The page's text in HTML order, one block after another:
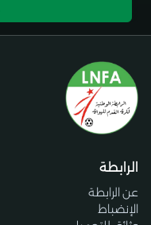
الرابطة
عن الرابطة
الإنضباط